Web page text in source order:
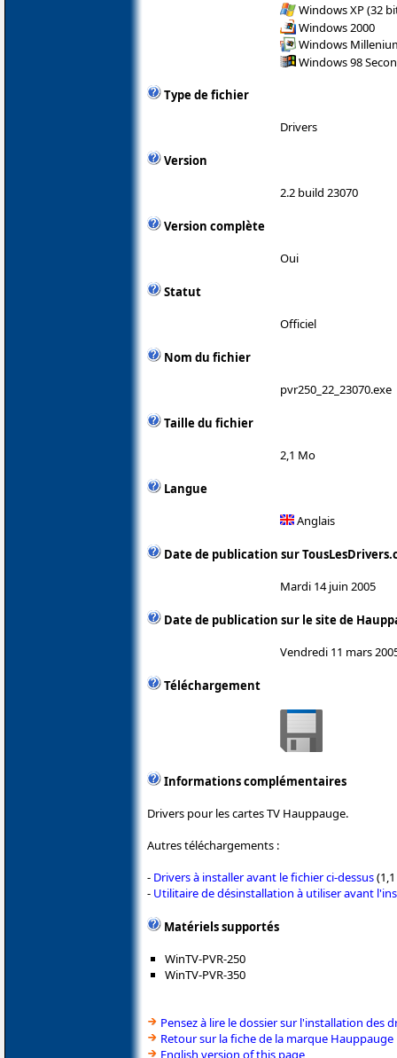
Windows XP (32
Windows 2000
Windows
Windows 98
Type de fichier
Drivers
Version
2.2 build 23070
Version complète
Oui
Statut
Officiel
Nom du fichier
pvr250_22_23070.exe
Taille du fichier
2,1 Mo
Langue
Anglais
Date de publication sur
Mardi 14 juin 2005
Date de publication sur le site de
Vendredi 11 mars
Téléchargement
Informations complémentaires
Drivers pour les cartes TV Hauppauge.
Autres téléchargements :
- Drivers à installer avant le fichier ci-dessus
- Utilitaire de désinstallation à utiliser avant
Matériels supportés
WinTV-PVR-250
WinTV-PVR-350
Pensez à lire le dossier sur l'installation des
Retour sur la fiche de la marque Hauppauge
English version of this page